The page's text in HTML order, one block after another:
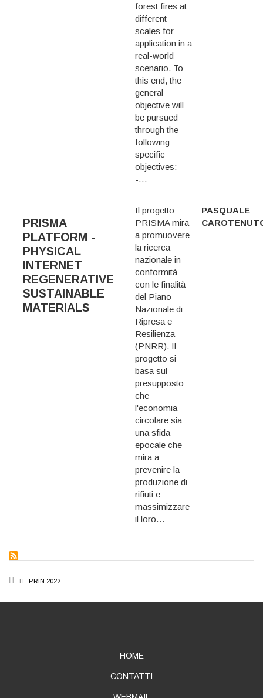
forest fires at
different
scales for
application in a
real-world
scenario. To
this end, the
general
objective will
be pursued
through the
following
specific
objectives:
-…
PRISMA
PLATFORM -
PHYSICAL
INTERNET
REGENERATIVE
SUSTAINABLE
MATERIALS
Il progetto
PRISMA mira
a promuovere
la ricerca
nazionale in
conformità
con le finalità
del Piano
Nazionale di
Ripresa e
Resilienza
(PNRR). Il
progetto si
basa sul
presupposto
che
l'economia
circolare sia
una sfida
epocale che
mira a
prevenire la
produzione di
rifiuti e
massimizzare
il loro…
PASQUALE
BREADCRUMB
PRIN 2022
HOME
CONTATTI